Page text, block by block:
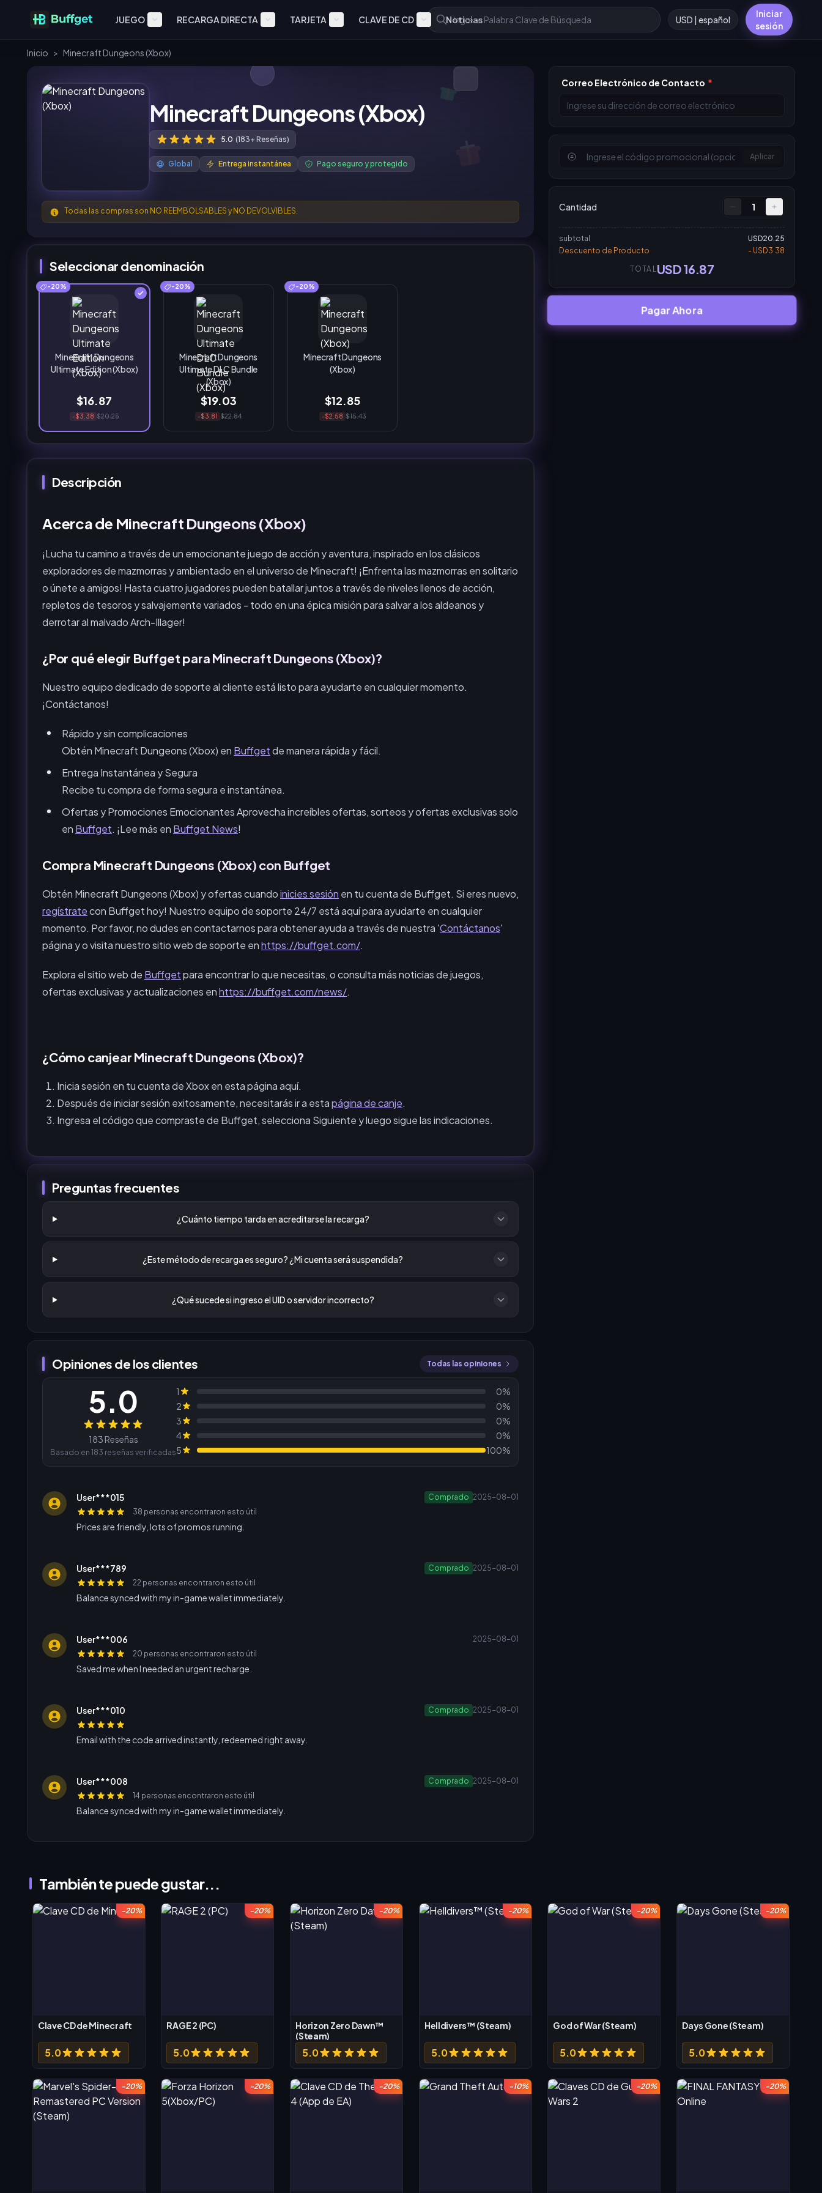
JUEGO RECARGA DIRECTA TARJETA CLAVE DE CD Noticias USD | español
Iniciar
sesión
Inicio > Minecraft Dungeons (Xbox)
Minecraft Dungeons (Xbox)
5.0 (183+ Reseñas)
Global Entrega instantánea Pago seguro y protegido
Todas las compras son NO REEMBOLSABLES y NO DEVOLVIBLES.
Seleccionar denominación
-20%
Minecraft Dungeons
Ultimate Edition (Xbox)
$16.87
-$3.38 $20.25
-20%
Minecraft Dungeons
Ultimate DLC Bundle
(Xbox)
$19.03
-$3.81 $22.84
-20%
Minecraft Dungeons
(Xbox)
$12.85
-$2.58 $15.43
Correo Electrónico de Contacto *
Aplicar
Cantidad 1
subtotal
USD20.25
Descuento de Producto
- USD3.38
TOTALUSD 16.87
Pagar Ahora
Descripción
Acerca de Minecraft Dungeons (Xbox)
¡Lucha tu camino a través de un emocionante juego de acción y aventura, inspirado en los clásicos
exploradores de mazmorras y ambientado en el universo de Minecraft! ¡Enfrenta las mazmorras en solitario
o únete a amigos! Hasta cuatro jugadores pueden batallar juntos a través de niveles llenos de acción,
repletos de tesoros y salvajemente variados - todo en una épica misión para salvar a los aldeanos y
derrotar al malvado Arch-Illager!
¿Por qué elegir Buffget para Minecraft Dungeons (Xbox)?
Nuestro equipo dedicado de soporte al cliente está listo para ayudarte en cualquier momento.
¡Contáctanos!
Rápido y sin complicaciones
Obtén Minecraft Dungeons (Xbox) en Buffgetde manera rápida y fácil.
Entrega Instantánea y Segura
Recibe tu compra de forma segura e instantánea.
Ofertas y Promociones Emocionantes Aprovecha increíbles ofertas, sorteos y ofertas exclusivas solo
en Buffget. ¡Lee más en Buffget News!
Compra Minecraft Dungeons (Xbox) con Buffget
Obtén Minecraft Dungeons (Xbox) y ofertas cuandoinicies sesión en tu cuenta de Buffget. Si eres nuevo,
regístratecon Buffget hoy! Nuestro equipo de soporte 24/7 está aquí para ayudarte en cualquier
momento. Por favor, no dudes en contactarnos para obtener ayuda a través de nuestra 'Contáctanos'
página y o visita nuestro sitio web de soporte enhttps://buffget.com/.
Explora el sitio web de Buffgetpara encontrar lo que necesitas, o consulta más noticias de juegos,
ofertas exclusivas y actualizaciones enhttps://buffget.com/news/.
¿Cómo canjear Minecraft Dungeons (Xbox)?
Inicia sesión en tu cuenta de Xbox en esta página aquí.
Después de iniciar sesión exitosamente, necesitarás ir a estapágina de canje.
Ingresa el código que compraste de Buffget, selecciona Siguiente y luego sigue las indicaciones.
Preguntas frecuentes
¿Cuánto tiempo tarda en acreditarse la recarga?
¿Este método de recarga es seguro? ¿Mi cuenta será suspendida?
¿Qué sucede si ingreso el UID o servidor incorrecto?
Opiniones de los clientes Todas las opiniones
Reseñas
5.0
183 Reseñas
Basado en 183 reseñas verificadas
1
0%
2
0%
3
0%
4
0%
5
100%
User***015 Comprado 2025-08-01
38 personas encontraron esto útil
Prices are friendly, lots of promos running.
User***789 Comprado 2025-08-01
22 personas encontraron esto útil
Balance synced with my in-game wallet immediately.
User***006
2025-08-01
20 personas encontraron esto útil
Saved me when I needed an urgent recharge.
User***010 Comprado 2025-08-01
Email with the code arrived instantly, redeemed right away.
User***008 Comprado 2025-08-01
14 personas encontraron esto útil
Balance synced with my in-game wallet immediately.
También te puede gustar...
-20%
Clave CD de Minecraft
5.0
-20%
RAGE 2 (PC)
5.0
-20%
Horizon Zero Dawn™
(Steam)
5.0
-20%
Helldivers™ (Steam)
5.0
-20%
God of War (Steam)
5.0
-20%
Days Gone (Steam)
5.0
-20% -20% -20% -10% -20% -20%